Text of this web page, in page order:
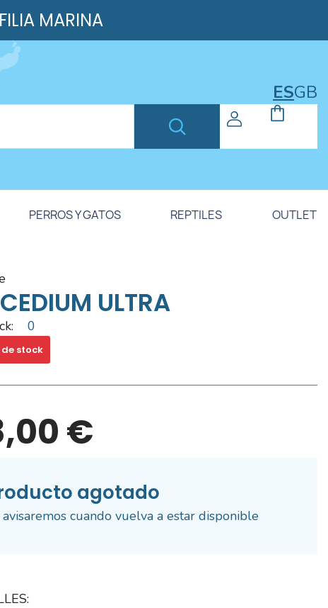
MARINA
ESGB
PERROS Y GATOS REPTILES OUTLET
ULTRA
0
de stock
€
agotado
avisaremos cuando vuelva a estar disponible